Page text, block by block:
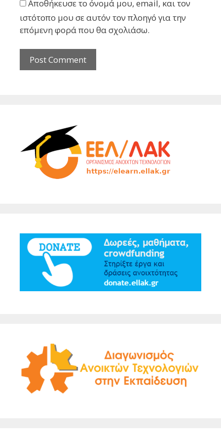
Αποθήκευσε το όνομά μου, email, και τον
ιστότοπο μου σε αυτόν τον πλοηγό για την
επόμενη φορά που θα σχολιάσω.